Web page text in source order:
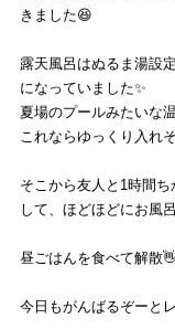
きました😆
露天風呂はぬるま湯設
になっていました✨
夏場のプールみたいな
これならゆっくり入れ
そこから友人と1時間
して、ほどほどにお風
昼ごはんを食べて解散
今日もがんばるぞーと